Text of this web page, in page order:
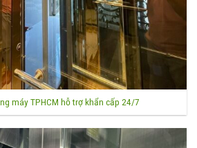
máy TPHCM hỗ trợ khẩn cấp 24/7